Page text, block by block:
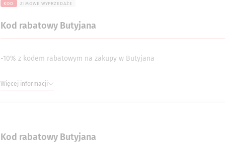
KOD ZIMOWE WYPRZEDAŻE
Kod rabatowy Butyjana
-10% z kodem rabatowym na zakupy w Butyjana
Więcej informacji
Kod rabatowy Butyjana